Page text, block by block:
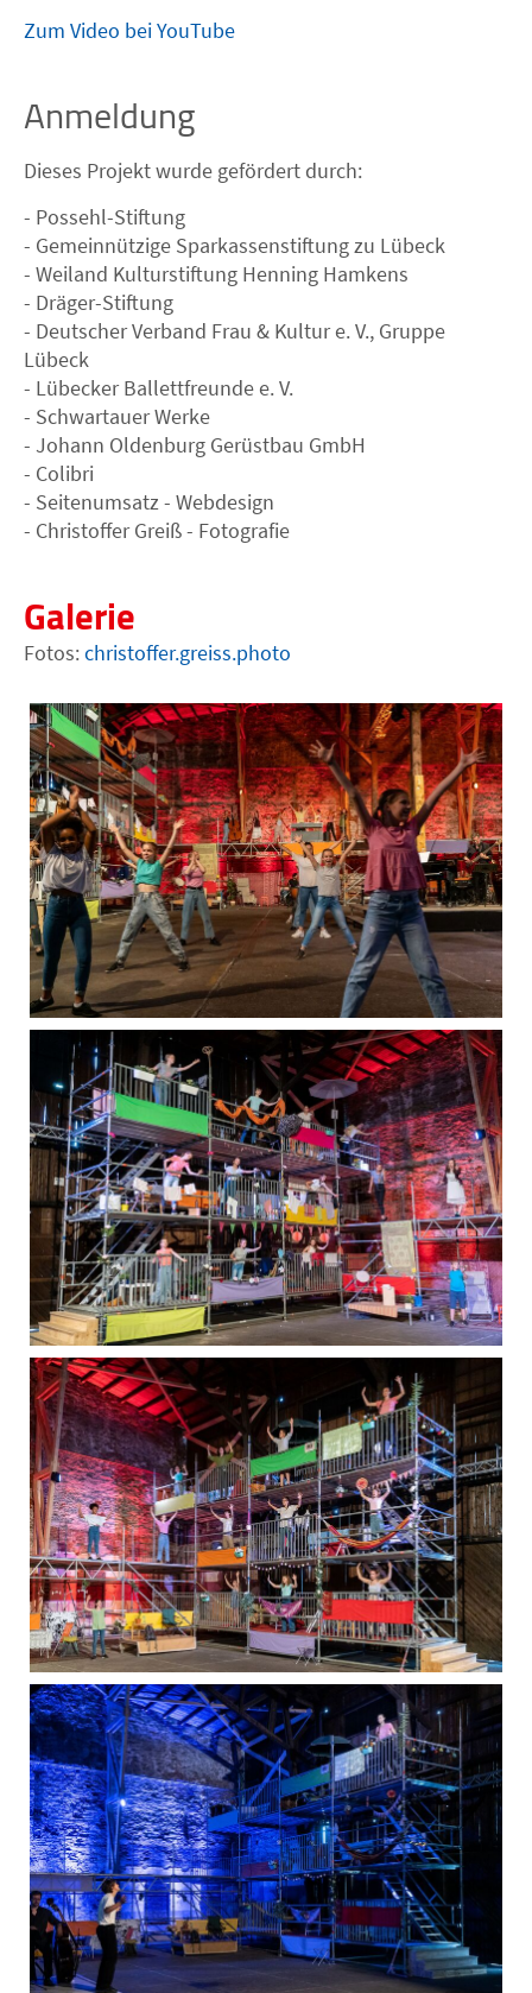
Zum Video bei YouTube
Anmeldung
Dieses Projekt wurde gefördert durch:
- Possehl-Stiftung
- Gemeinnützige Sparkassenstiftung zu Lübeck
- Weiland Kulturstiftung Henning Hamkens
- Dräger-Stiftung
- Deutscher Verband Frau & Kultur e. V., Gruppe
Lübeck
- Lübecker Ballettfreunde e. V.
- Schwartauer Werke
- Johann Oldenburg Gerüstbau GmbH
- Colibri
- Seitenumsatz - Webdesign
- Christoffer Greiß - Fotografie
Galerie
Fotos:christoffer.greiss.photo